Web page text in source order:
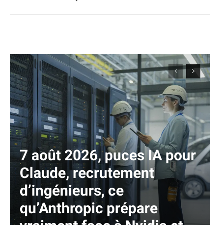
7 août 2026, puces IA pour
Claude, recrutement
d’ingénieurs, ce
qu’Anthropic prépare